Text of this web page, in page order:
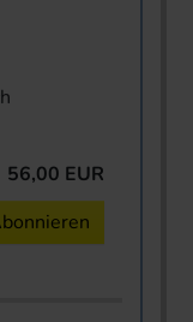
56,00 EUR